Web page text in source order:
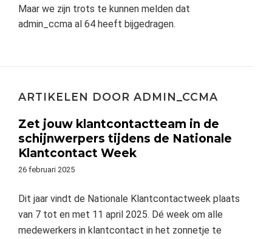
Maar we zijn trots te kunnen melden dat
admin_ccma al 64 heeft bijgedragen.
ARTIKELEN DOOR ADMIN_CCMA
Zet jouw klantcontactteam in de
schijnwerpers tijdens de Nationale
Klantcontact Week
26 februari 2025
Dit jaar vindt de Nationale Klantcontactweek plaats
van 7 tot en met 11 april 2025. Dé week om alle
medewerkers in klantcontact in het zonnetje te